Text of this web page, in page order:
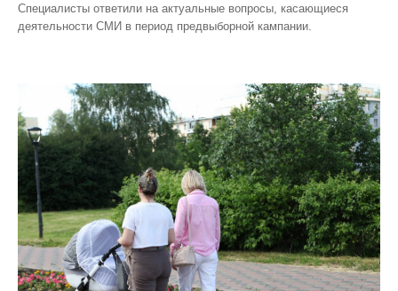
Специалисты ответили на актуальные вопросы, касающиеся
деятельности СМИ в период предвыборной кампании.